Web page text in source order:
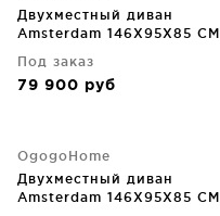
Двухместный диван
Amsterdam 146X95X85 CM
Под заказ
79 900 руб
OgogoHome
Двухместный диван
Amsterdam 146X95X85 CM